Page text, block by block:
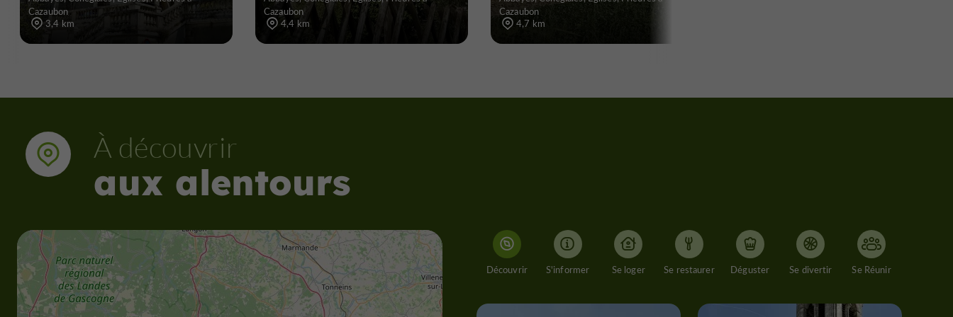
Cazaubon
3,4 km
Cazaubon
4,4 km
Cazaubon
4,7 km
À découvrir
aux alentours
Découvrir S'informer Se loger Se restaurer Déguster Se divertir Se Réunir